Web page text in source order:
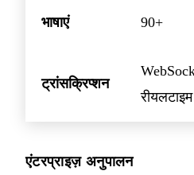
भाषाएं 90+
ट्रांसक्रिप्शन
रीयलटाइम
एंटरप्राइज़ अनुपालन